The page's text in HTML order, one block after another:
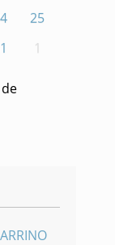
25
1